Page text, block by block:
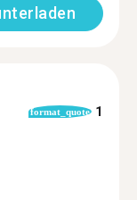
format_quote 1